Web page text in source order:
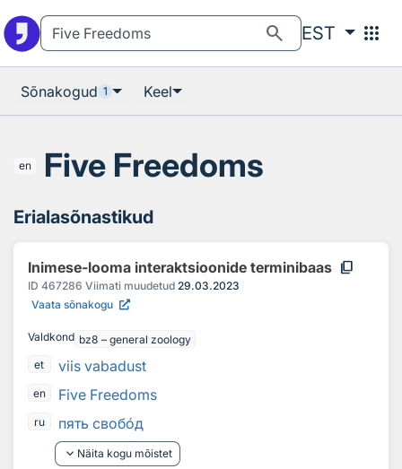
search EST apps
Sõnakogud 1 Keel
en Five Freedoms
Erialasõnastikud
Inimese-looma interaktsioonide terminibaas content_copy
ID 467286 Viimati muudetud 29.03.2023
Vaata sõnakogu
Valdkond bz8 – general zoology
et
viis vabadust
en Five Freedoms
ru пять свобод
keyboard_arrow_down Näita kogu mõistet